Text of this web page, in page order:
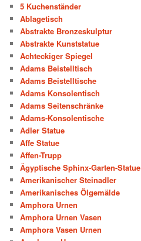
5 Kuchenständer
Ablagetisch
Abstrakte Bronzeskulptur
Abstrakte Kunststatue
Achteckiger Spiegel
Adams Beistelltisch
Adams Beistelltische
Adams Konsolentisch
Adams Seitenschränke
Adams-Konsolentische
Adler Statue
Affe Statue
Affen-Trupp
Ägyptische Sphinx-Garten-Statue
Amerikanischer Steinadler
Amerikanisches Ölgemälde
Amphora Urnen
Amphora Urnen Vasen
Amphora Vasen Urnen